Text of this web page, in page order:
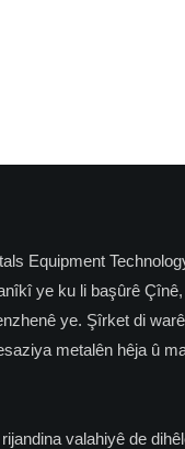
Equipment
ye ku li başûrê Çînê,
ye. Şîrket di
metalên hêja û
valahiyê de